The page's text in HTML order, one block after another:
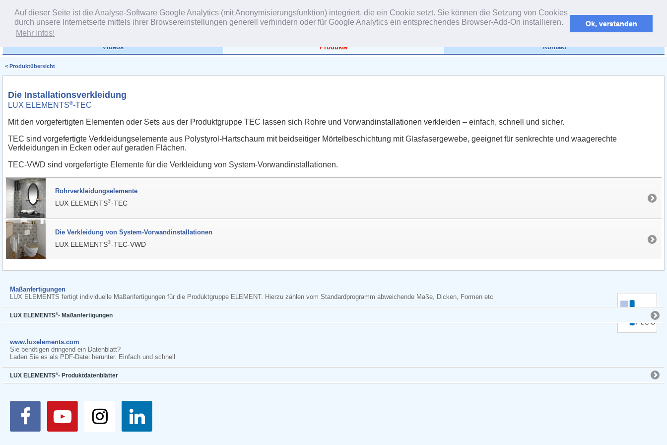
Auf dieser Seite ist die Analyse-Software Google Analytics (mit Anonymisierungsfunktion) integriert, die ein Cookie setzt. Sie können die Setzung von Cookies
durch unsere Internetseite mittels ihrer Browsereinstellungen generell verhindern oder für Google Analytics ein entsprechendes Browser-Add-On installieren.
Mehr Infos!
Ok, verstanden
Videos Produkte Kontakt
< Produktübersicht
Die Installationsverkleidung
LUX ELEMENTS®-TEC
Mit den vorgefertigten Elementen oder Sets aus der Produktgruppe TEC lassen sich Rohre und Vorwandinstallationen verkleiden – einfach, schnell und sicher.
TEC sind vorgefertigte Verkleidungselemente aus Polystyrol-Hartschaum mit beidseitiger Mörtelbeschichtung mit Glasfasergewebe, geeignet für senkrechte und waagerechte
Verkleidungen in Ecken oder auf geraden Flächen.
TEC-VWD sind vorgefertigte Elemente für die Verkleidung von System-Vorwandinstallationen.
Rohrverkleidungselemente
LUX ELEMENTS®-TEC
Die Verkleidung von System-Vorwandinstallationen
LUX ELEMENTS®-TEC-VWD
Maßanfertigungen
LUX ELEMENTS fertigt individuelle Maßanfertigungen für die Produktgruppe ELEMENT. Hierzu zählen vom Standardprogramm abweichende Maße, Dicken, Formen etc
LUX ELEMENTS®- Maßanfertigungen
www.luxelements.com
Sie benötigen dringend ein Datenblatt?
Laden Sie es als PDF-Datei herunter. Einfach und schnell.
LUX ELEMENTS®- Produktdatenblätter